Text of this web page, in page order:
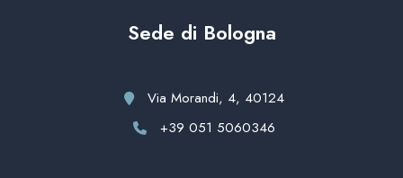
Sede di Bologna
Via Morandi, 4, 40124
+39 051 5060346